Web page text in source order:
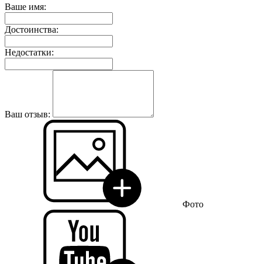
Ваше имя:
Достоинства:
Недостатки:
Ваш отзыв:
Фото